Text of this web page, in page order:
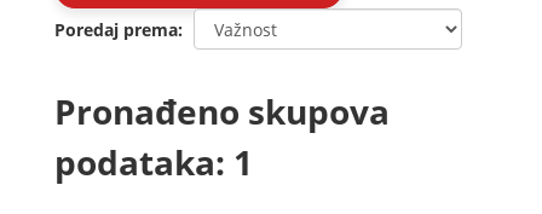
Poredaj prema
Pronađeno skupova
podataka: 1